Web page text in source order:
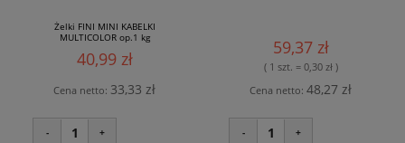
Żelki FINI MINI KABELKI
MULTICOLOR op.1 kg
40,99 zł
Cena netto: 33,33 zł
- 1 +
59,37 zł
( 1 szt. = 0,30 zł )
Cena netto: 48,27 zł
- 1 +